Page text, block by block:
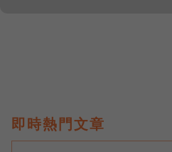
即時熱門文章